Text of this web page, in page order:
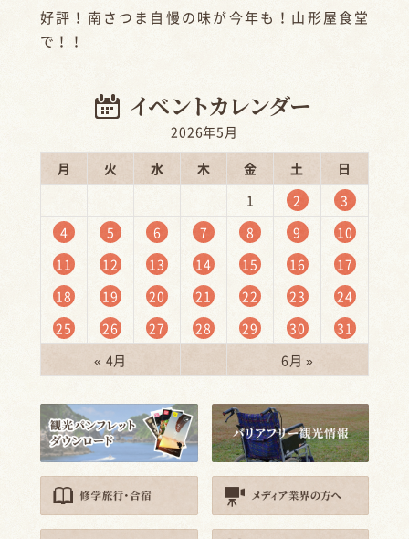
好評！南さつま自慢の味が今年も！山形屋食堂
で！！
2026年5月
月
火 水 木 金 土
日
1
2
3
4
5 6 7 8 9
10
11
12 13 14 15 16
17
18
19 20 21 22 23
24
25
26 27 28 29 30
31
« 4月
6月 »